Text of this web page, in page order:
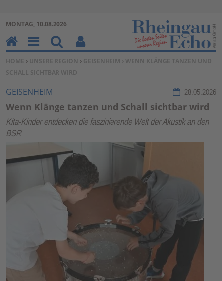
Zum Inhalt springen ↓
MONTAG, 10.08.2026
SIE BEFINDEN SICH HIER:
HOME › UNSERE REGION › GEISENHEIM › WENN KLÄNGE TANZEN UND
SCHALL SICHTBAR WIRD
GEISENHEIM 28.05.2026
Wenn Klänge tanzen und Schall sichtbar wird
Kita-Kinder entdecken die faszinierende Welt der Akustik an den
BSR
H
o
m
e
M
en
u
Su
ch
en
Be
nu
tz
un
kti
on